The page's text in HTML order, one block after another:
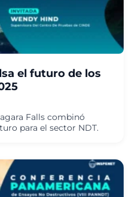
el futuro de los
Falls combinó
para el sector NDT.